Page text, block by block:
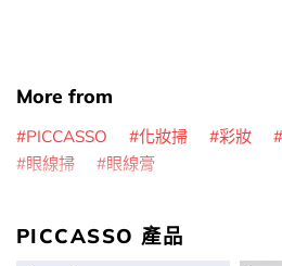
More from
PICCASSO 化妝掃 彩妝
眼線掃
眼線膏
PICCASSO 產品